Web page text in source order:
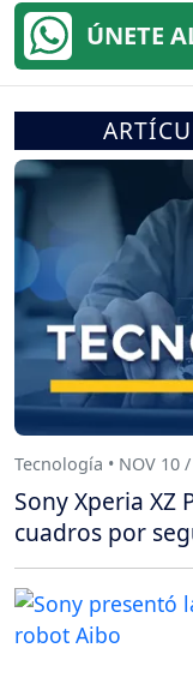
ÚNETE
Tecnología • NOV 10
Sony Xperia XZ
cuadros por